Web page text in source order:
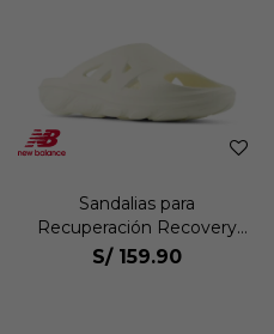
Sandalias para
Recuperación Recovery
Slide Unisex
S/ 159.90